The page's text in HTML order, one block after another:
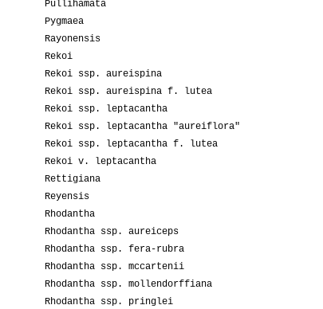
Pullihamata
Pygmaea
Rayonensis
Rekoi
Rekoi ssp. aureispina
Rekoi ssp. aureispina f. lutea
Rekoi ssp. leptacantha
Rekoi ssp. leptacantha "aureiflora"
Rekoi ssp. leptacantha f. lutea
Rekoi v. leptacantha
Rettigiana
Reyensis
Rhodantha
Rhodantha ssp. aureiceps
Rhodantha ssp. fera-rubra
Rhodantha ssp. mccartenii
Rhodantha ssp. mollendorffiana
Rhodantha ssp. pringlei